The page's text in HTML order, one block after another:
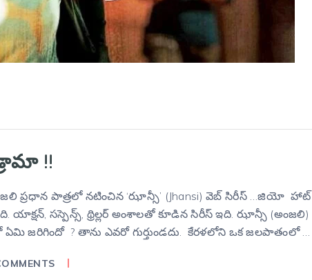
!!
ప్రధాన పాత్రలో నటించిన ‘ఝాన్సీ’ (Jhansi) వెబ్ సిరీస్ …జియో హాట్
యాక్షన్, సస్పెన్స్, థ్రిల్లర్ అంశాలతో కూడిన సిరీస్ ఇది. ఝాన్సీ (అంజలి)
జరిగిందో ? తాను ఎవరో గుర్తుండదు. కేరళలోని ఒక జలపాతంలో …